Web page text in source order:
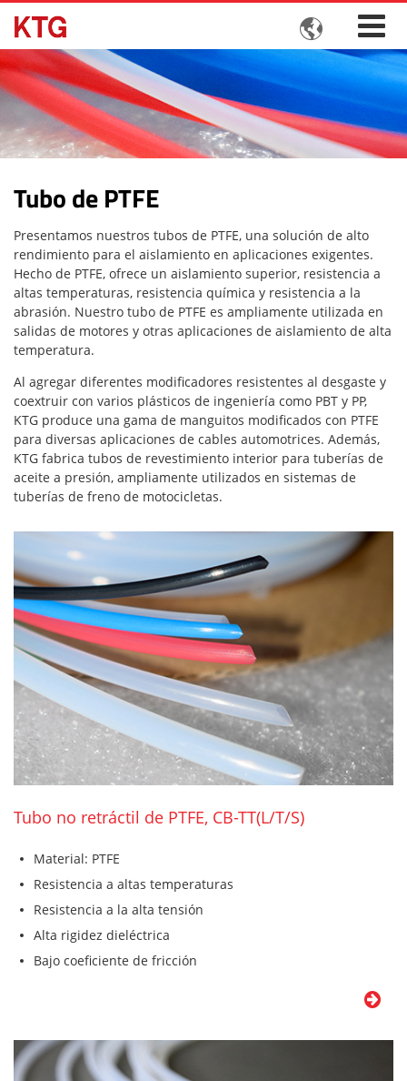

Tubo de PTFE
Presentamos nuestros tubos de PTFE, una solución de alto
rendimiento para el aislamiento en aplicaciones exigentes.
Hecho de PTFE, ofrece un aislamiento superior, resistencia a
altas temperaturas, resistencia química y resistencia a la
abrasión. Nuestro tubo de PTFE es ampliamente utilizada en
salidas de motores y otras aplicaciones de aislamiento de alta
temperatura.
Al agregar diferentes modificadores resistentes al desgaste y
coextruir con varios plásticos de ingeniería como PBT y PP,
KTG produce una gama de manguitos modificados con PTFE
para diversas aplicaciones de cables automotrices. Además,
KTG fabrica tubos de revestimiento interior para tuberías de
aceite a presión, ampliamente utilizados en sistemas de
tuberías de freno de motocicletas.
Tubo no retráctil de PTFE, CB-TT(L/T/S)
Material: PTFE
Resistencia a altas temperaturas
Resistencia a la alta tensión
Alta rigidez dieléctrica
Bajo coeficiente de fricción